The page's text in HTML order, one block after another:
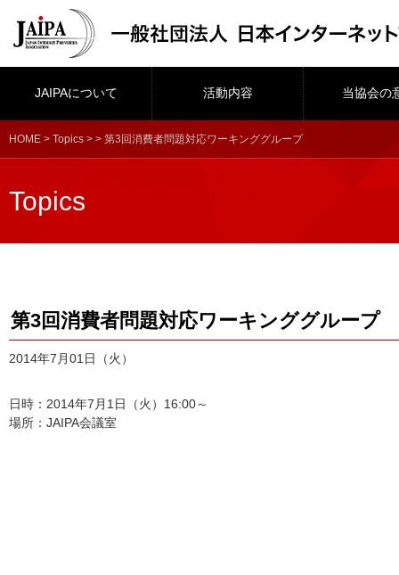
JAIPAについて 活動内容 当協会の
HOME > Topics > > 第3回消費者問題対応ワーキンググループ
Topics
第3回消費者問題対応ワーキンググループ
2014年7月01日（火）
日時：2014年7月1日（火）16:00～
場所：JAIPA会議室